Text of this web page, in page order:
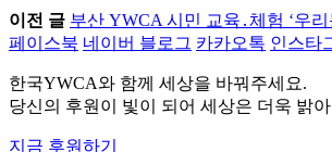
이전 글 부산 YWCA 시민 교육․체험 ‘우
페이스북 네이버 블로그 카카오톡 인스타
한국YWCA와 함께 세상을 바꿔주세요.
당신의 후원이 빛이 되어 세상은 더욱 밝
지금 후원하기